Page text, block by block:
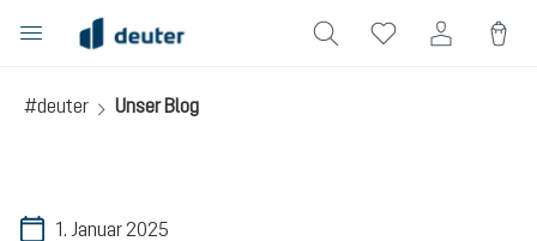
springen
#deuter Unser Blog
1. Januar 2025